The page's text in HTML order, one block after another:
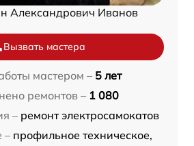
Александрович Иванов
Вызвать мастера
мастером – 5 лет
ремонтов – 1 080
– ремонт электросамокатов
– профильное техническое,